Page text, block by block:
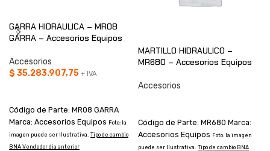
GARRA HIDRAULICA – MR08
GARRA – Accesorios Equipos
Accesorios
$ 35.283.907,75 + IVA
Código de Parte: MR08 GARRA
Marca: Accesorios Equipos Foto: la
imagen puede ser Ilustrativa. Tipo de cambio
BNA Vendedor dia anterior
MARTILLO HIDRAULICO –
MR680 – Accesorios Equipos
Accesorios
Código de Parte: MR680 Marca:
Accesorios Equipos Foto: la imagen
puede ser Ilustrativa. Tipo de cambio BNA